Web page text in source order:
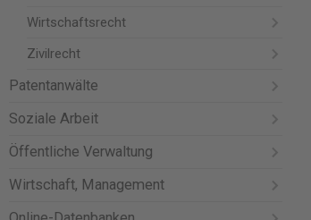
Wirtschaftsrecht
Zivilrecht
Patentanwälte
Soziale Arbeit
Öffentliche Verwaltung
Wirtschaft, Management